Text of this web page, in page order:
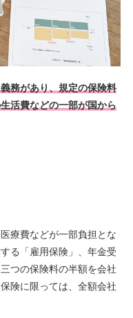
務があり、規定の保険料
活費などの一部が国から
療費などが一部負担とな
る「雇用保険」、年金受
つの保険料の半額を会社
険に限っては、全額会社